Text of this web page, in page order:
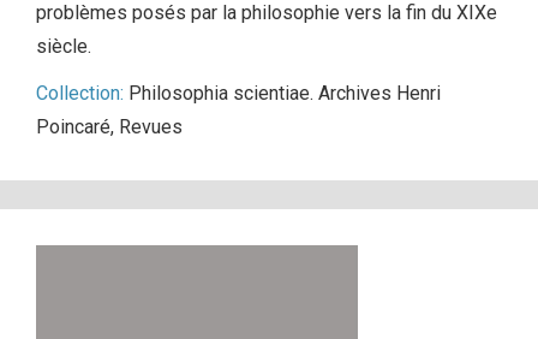
problèmes posés par la philosophie vers la fin du XIXe
siècle.
Collection: Philosophia scientiae. Archives Henri
Poincaré, Revues